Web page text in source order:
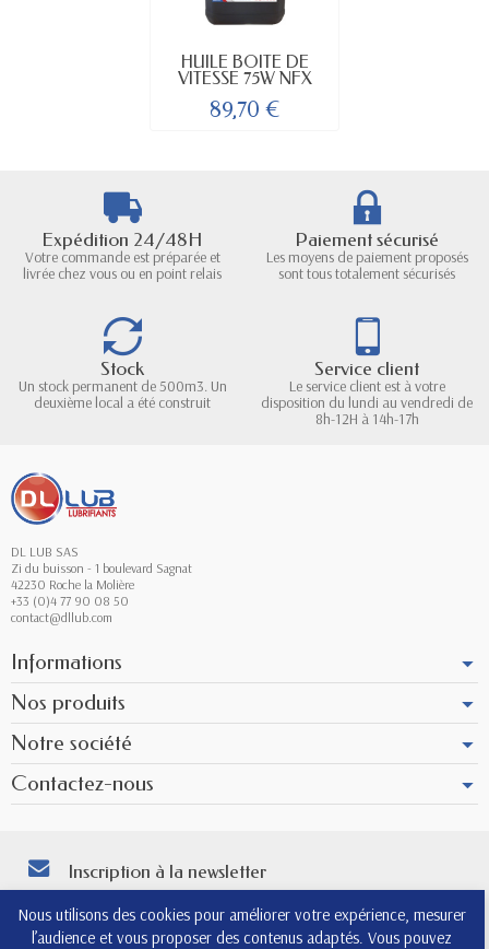
Nous utilisons des cookies pour améliorer votre expérience, mesurer
l’audience et vous proposer des contenus adaptés. Vous pouvez
HUILE BOITE DE
VITESSE 75W NFX
89,70 €
Expédition 24/48H
Votre commande est préparée et
livrée chez vous ou en point relais
Paiement sécurisé
Les moyens de paiement proposés
sont tous totalement sécurisés
Stock
Un stock permanent de 500m3. Un
deuxième local a été construit
Service client
Le service client est à votre
disposition du lundi au vendredi de
8h-12H à 14h-17h
DL LUB SAS
Zi du buisson - 1 boulevard Sagnat
42230 Roche la Molière
+33 (0)4 77 90 08 50
contact@dllub.com
Informations
Nos produits
Notre société
Contactez-nous
Inscription à la newsletter
informations de contact dans les conditions d'utilisation du site.